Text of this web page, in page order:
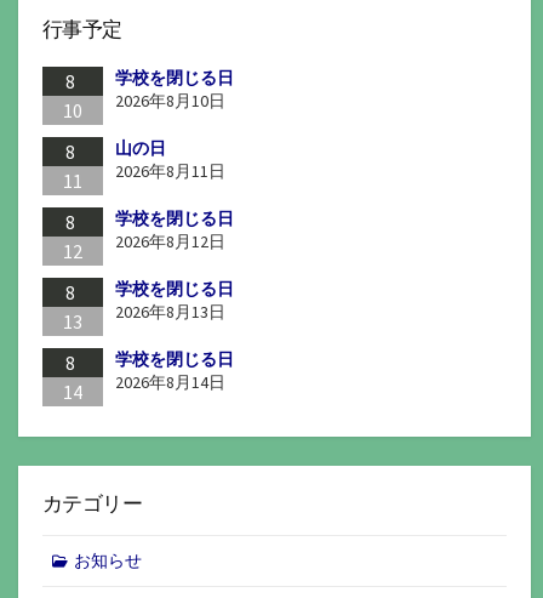
行事予定
8
10
学校を閉じる日
2026年8月10日
8
11
山の日
2026年8月11日
8
12
学校を閉じる日
2026年8月12日
8
13
学校を閉じる日
2026年8月13日
8
14
学校を閉じる日
2026年8月14日
カテゴリー
お知らせ